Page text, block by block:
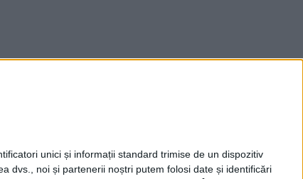
unici și informații standard trimise de un dispozitiv
dvs., noi și partenerii noștri putem folosi date și identificări